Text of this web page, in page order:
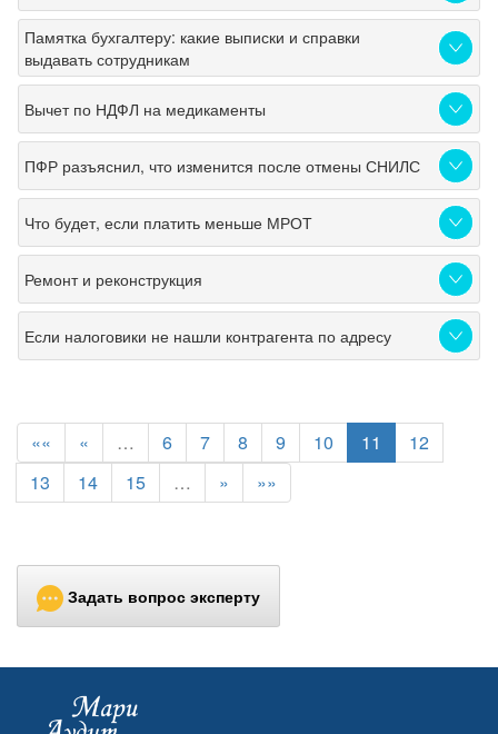
Памятка бухгалтеру: какие выписки и справки
выдавать сотрудникам
Вычет по НДФЛ на медикаменты
ПФР разъяснил, что изменится после отмены СНИЛС
Что будет, если платить меньше МРОТ
Ремонт и реконструкция
Если налоговики не нашли контрагента по адресу
«« « … 6 7 8 9 10 11
12
13
14 15 … » »»
Задать вопрос эксперту